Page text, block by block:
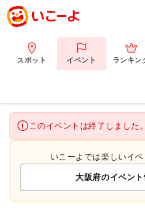
スポット イベント ランキン
このイベントは終了しました。
いこーよでは楽しいイベ
大阪府のイベン